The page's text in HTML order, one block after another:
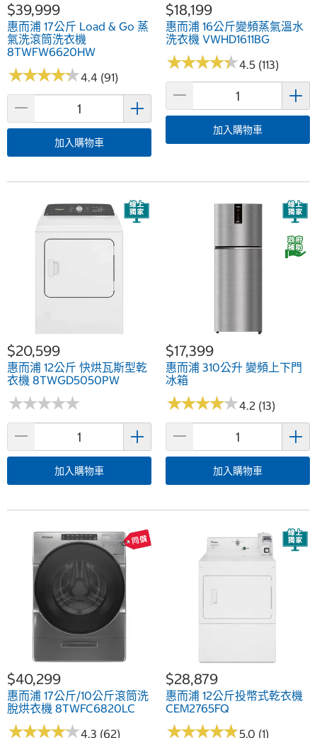
$39,999
惠而浦 17公斤 Load & Go 蒸
氣洗滾筒洗衣機
8TWFW6620HW
★★★★★
★★★★★4.4 (91)
加入購物車
$18,199
惠而浦 16公斤變頻蒸氣溫水
洗衣機 VWHD1611BG
★★★★★
★★★★★4.5 (113)
加入購物車
$20,599
惠而浦 12公斤 快烘瓦斯型乾
衣機 8TWGD5050PW
★★★★★
★★★★★
加入購物車
$17,399
惠而浦 310公升 變頻上下門
冰箱
★★★★★
★★★★★4.2 (13)
加入購物車
$40,299
惠而浦 17公斤/10公斤滾筒洗
脫烘衣機 8TWFC6820LC
★★★★★
★★★★★4.3 (62)
$28,879
惠而浦 12公斤投幣式乾衣機
CEM2765FQ
★★★★★
★★★★★5.0 (1)